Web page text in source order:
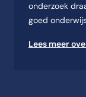
onderzoek
goed
Lees meer